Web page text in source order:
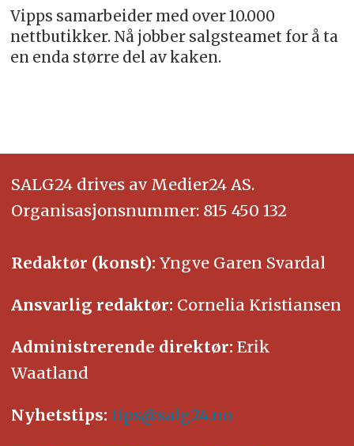
Vipps samarbeider med over 10.000
nettbutikker. Nå jobber salgsteamet for å ta
en enda større del av kaken.
SALG24 drives av Medier24 AS.
Organisasjonsnummer: 815 450 132
Redaktør (konst): Yngve Garen Svardal
Ansvarlig redaktør: Cornelia Kristiansen
Administrerende direktør: Erik
Waatland
Nyhetstips: tips@salg24.no